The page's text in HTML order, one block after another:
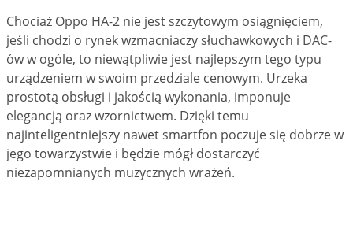
Chociaż Oppo HA-2 nie jest szczytowym osiągnięciem,
jeśli chodzi o rynek wzmacniaczy słuchawkowych i DAC-
ów w ogóle, to niewątpliwie jest najlepszym tego typu
urządzeniem w swoim przedziale cenowym. Urzeka
prostotą obsługi i jakością wykonania, imponuje
elegancją oraz wzornictwem. Dzięki temu
najinteligentniejszy nawet smartfon poczuje się dobrze w
jego towarzystwie i będzie mógł dostarczyć
niezapomnianych muzycznych wrażeń.